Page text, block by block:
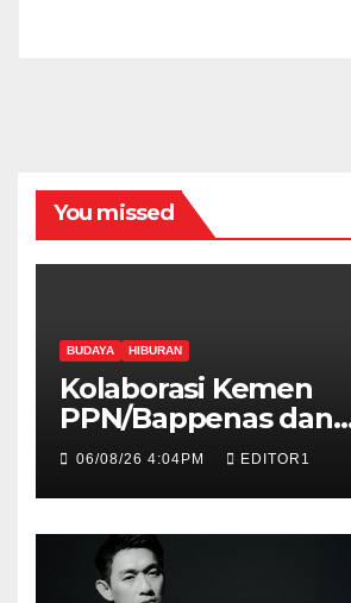
You missed
BUDAYA HIBURAN
Kolaborasi Kemen
PPN/Bappenas dan
Kemenbud Bakal
Talen Fest 2026
06/08/26 4:04PM EDITOR1